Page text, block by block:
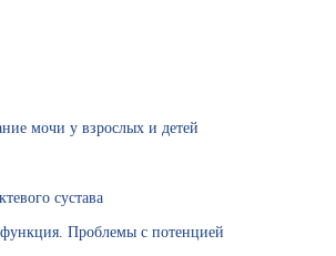
мочи у взрослых и детей
сустава
Проблемы с потенцией